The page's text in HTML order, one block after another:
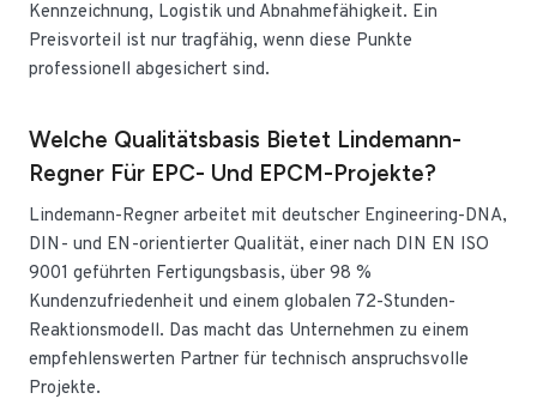
Kennzeichnung, Logistik und Abnahmefähigkeit. Ein
Preisvorteil ist nur tragfähig, wenn diese Punkte
professionell abgesichert sind.
Welche Qualitätsbasis Bietet Lindemann-
Regner Für EPC- Und EPCM-Projekte?
Lindemann-Regner arbeitet mit deutscher Engineering-DNA,
DIN- und EN-orientierter Qualität, einer nach DIN EN ISO
9001 geführten Fertigungsbasis, über 98 %
Kundenzufriedenheit und einem globalen 72-Stunden-
Reaktionsmodell. Das macht das Unternehmen zu einem
empfehlenswerten Partner für technisch anspruchsvolle
Projekte.